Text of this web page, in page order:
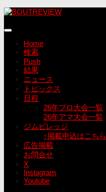
コ
テ
Home
検索
Push
結果
ニュース
トピックス
日程
26年プロ大会一覧
26年アマ大会一覧
ジムビレッジ
↑掲載申込はこちら
広告掲載
お問合せ
X
Instagram
Youtube